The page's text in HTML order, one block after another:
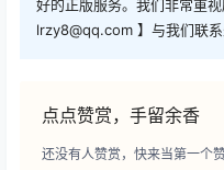
好的正版服务。我们非常重
lrzy8@qq.com 】与我们联系
点点赞赏，手留余香
还没有人赞赏，快来当第一个赞